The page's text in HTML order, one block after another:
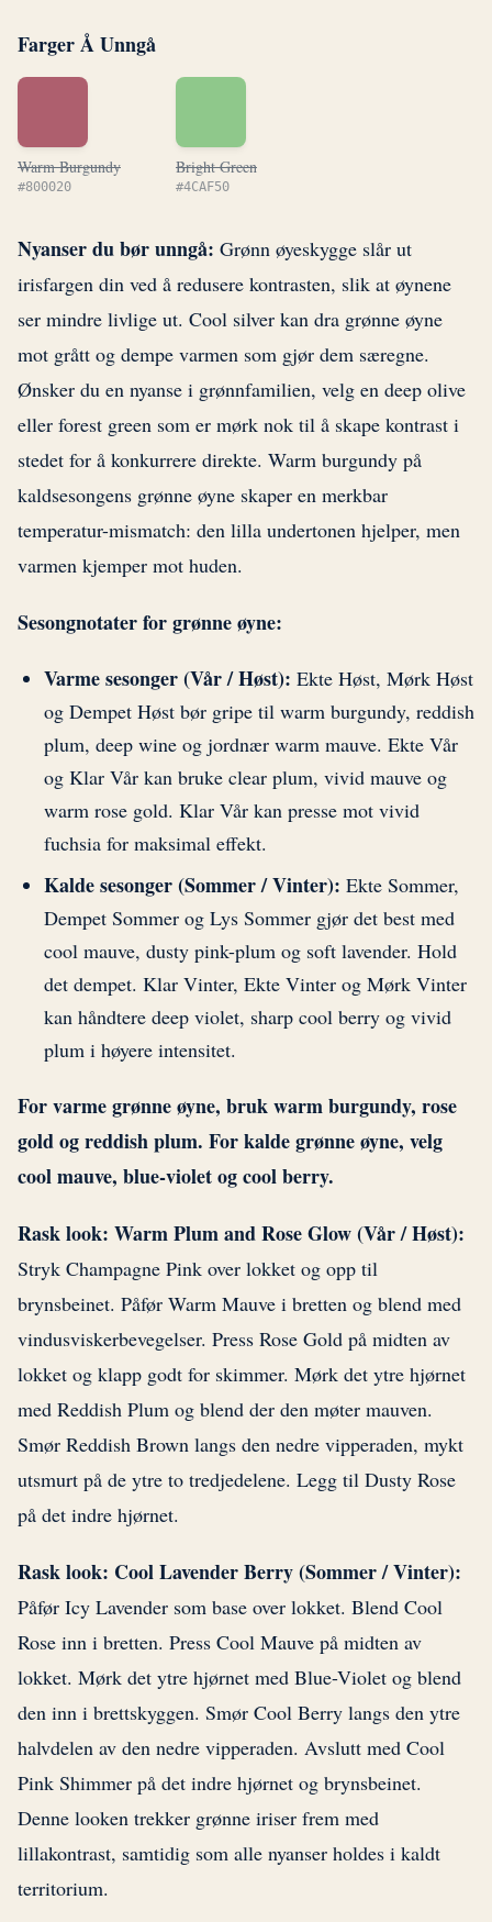
Farger Å Unngå
Warm Burgundy
#800020
Bright Green
#4CAF50
Nyanser du bør unngå: Grønn øyeskygge slår ut
irisfargen din ved å redusere kontrasten, slik at øynene
ser mindre livlige ut. Cool silver kan dra grønne øyne
mot grått og dempe varmen som gjør dem særegne.
Ønsker du en nyanse i grønnfamilien, velg en deep olive
eller forest green som er mørk nok til å skape kontrast i
stedet for å konkurrere direkte. Warm burgundy på
kaldsesongens grønne øyne skaper en merkbar
temperatur-mismatch: den lilla undertonen hjelper, men
varmen kjemper mot huden.
Sesongnotater for grønne øyne:
Varme sesonger (Vår / Høst): Ekte Høst, Mørk Høst
og Dempet Høst bør gripe til warm burgundy, reddish
plum, deep wine og jordnær warm mauve. Ekte Vår
og Klar Vår kan bruke clear plum, vivid mauve og
warm rose gold. Klar Vår kan presse mot vivid
fuchsia for maksimal effekt.
Kalde sesonger (Sommer / Vinter): Ekte Sommer,
Dempet Sommer og Lys Sommer gjør det best med
cool mauve, dusty pink-plum og soft lavender. Hold
det dempet. Klar Vinter, Ekte Vinter og Mørk Vinter
kan håndtere deep violet, sharp cool berry og vivid
plum i høyere intensitet.
For varme grønne øyne, bruk warm burgundy, rose
gold og reddish plum. For kalde grønne øyne, velg
cool mauve, blue-violet og cool berry.
Rask look: Warm Plum and Rose Glow (Vår / Høst):
Stryk Champagne Pink over lokket og opp til
brynsbeinet. Påfør Warm Mauve i bretten og blend med
vindusviskerbevegelser. Press Rose Gold på midten av
lokket og klapp godt for skimmer. Mørk det ytre hjørnet
med Reddish Plum og blend der den møter mauven.
Smør Reddish Brown langs den nedre vipperaden, mykt
utsmurt på de ytre to tredjedelene. Legg til Dusty Rose
på det indre hjørnet.
Rask look: Cool Lavender Berry (Sommer / Vinter):
Påfør Icy Lavender som base over lokket. Blend Cool
Rose inn i bretten. Press Cool Mauve på midten av
lokket. Mørk det ytre hjørnet med Blue-Violet og blend
den inn i brettskyggen. Smør Cool Berry langs den ytre
halvdelen av den nedre vipperaden. Avslutt med Cool
Pink Shimmer på det indre hjørnet og brynsbeinet.
Denne looken trekker grønne iriser frem med
lillakontrast, samtidig som alle nyanser holdes i kaldt
territorium.